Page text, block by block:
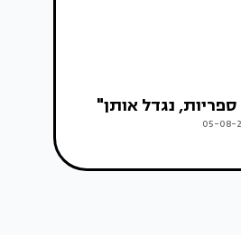
נגדל אותן"
05-08-